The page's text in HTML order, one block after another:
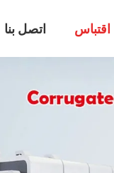
اتصل بنا